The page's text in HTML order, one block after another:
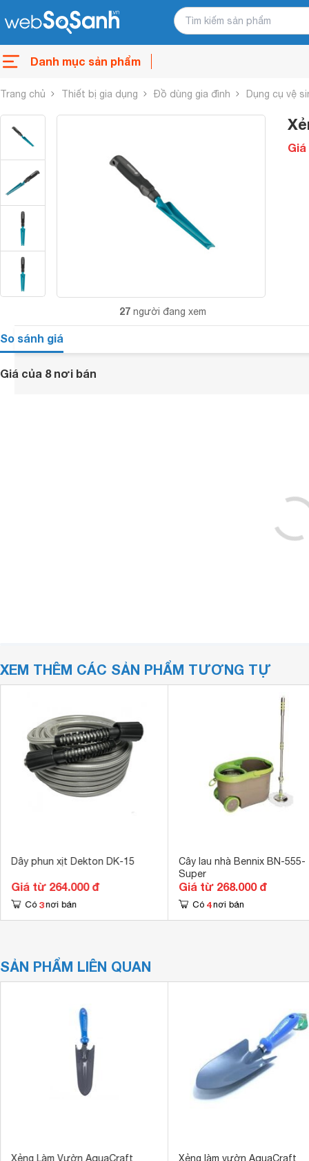
Danh mục sản phẩm
Trang chủ Thiết bị gia dụng Đồ dùng gia đình Dụng cụ vệ
27 người đang xem
So sánh giá
Giá của 8 nơi bán
XEM THÊM CÁC SẢN PHẨM TƯƠNG TỰ
Dây phun xịt Dekton DK-15
Giá từ 264.000 đ
Có 3 nơi bán
Cây lau nhà Bennix BN-555-
Super
Giá từ 268.000 đ
Có 4 nơi bán
SẢN PHẨM LIÊN QUAN
Xẻng Làm Vườn AquaCraft
Xẻng làm vườn AquaCraft